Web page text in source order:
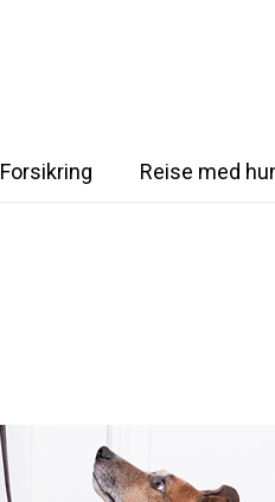
Forsikring Reise med